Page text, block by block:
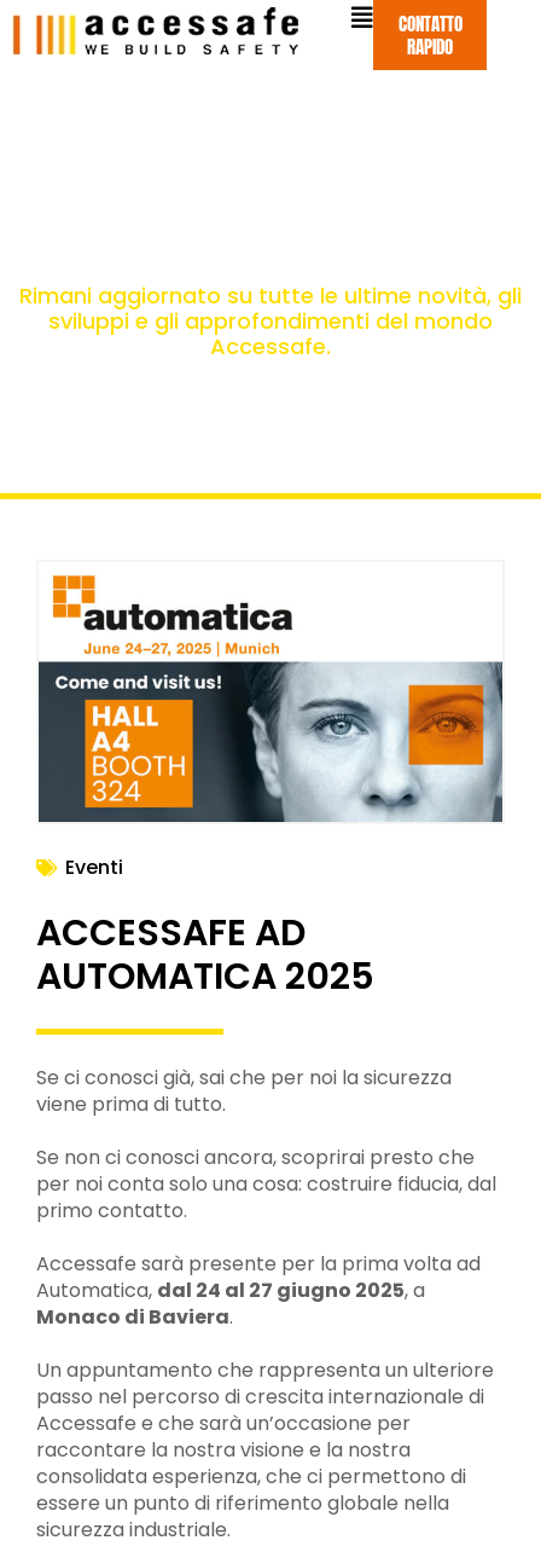
Vai
CONTATTO
RAPIDO
Rimani aggiornato su tutte le ultime novità, gli
sviluppi e gli approfondimenti del mondo
Accessafe.
Eventi
ACCESSAFE AD
AUTOMATICA 2025
Se ci conosci già, sai che per noi la sicurezza
viene prima di tutto.
Se non ci conosci ancora, scoprirai presto che
per noi conta solo una cosa: costruire fiducia, dal
primo contatto.
Accessafe sarà presente per la prima volta ad
Automatica, dal 24 al 27 giugno 2025, a
Monaco di Baviera.
Un appuntamento che rappresenta un ulteriore
passo nel percorso di crescita internazionale di
Accessafe e che sarà un’occasione per
raccontare la nostra visione e la nostra
consolidata esperienza, che ci permettono di
essere un punto di riferimento globale nella
sicurezza industriale.